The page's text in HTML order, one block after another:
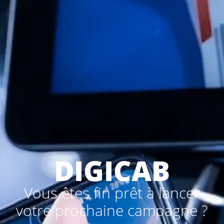
DIGICAB
Vous êtes fin prêt à lancer
votre prochaine campagne ?